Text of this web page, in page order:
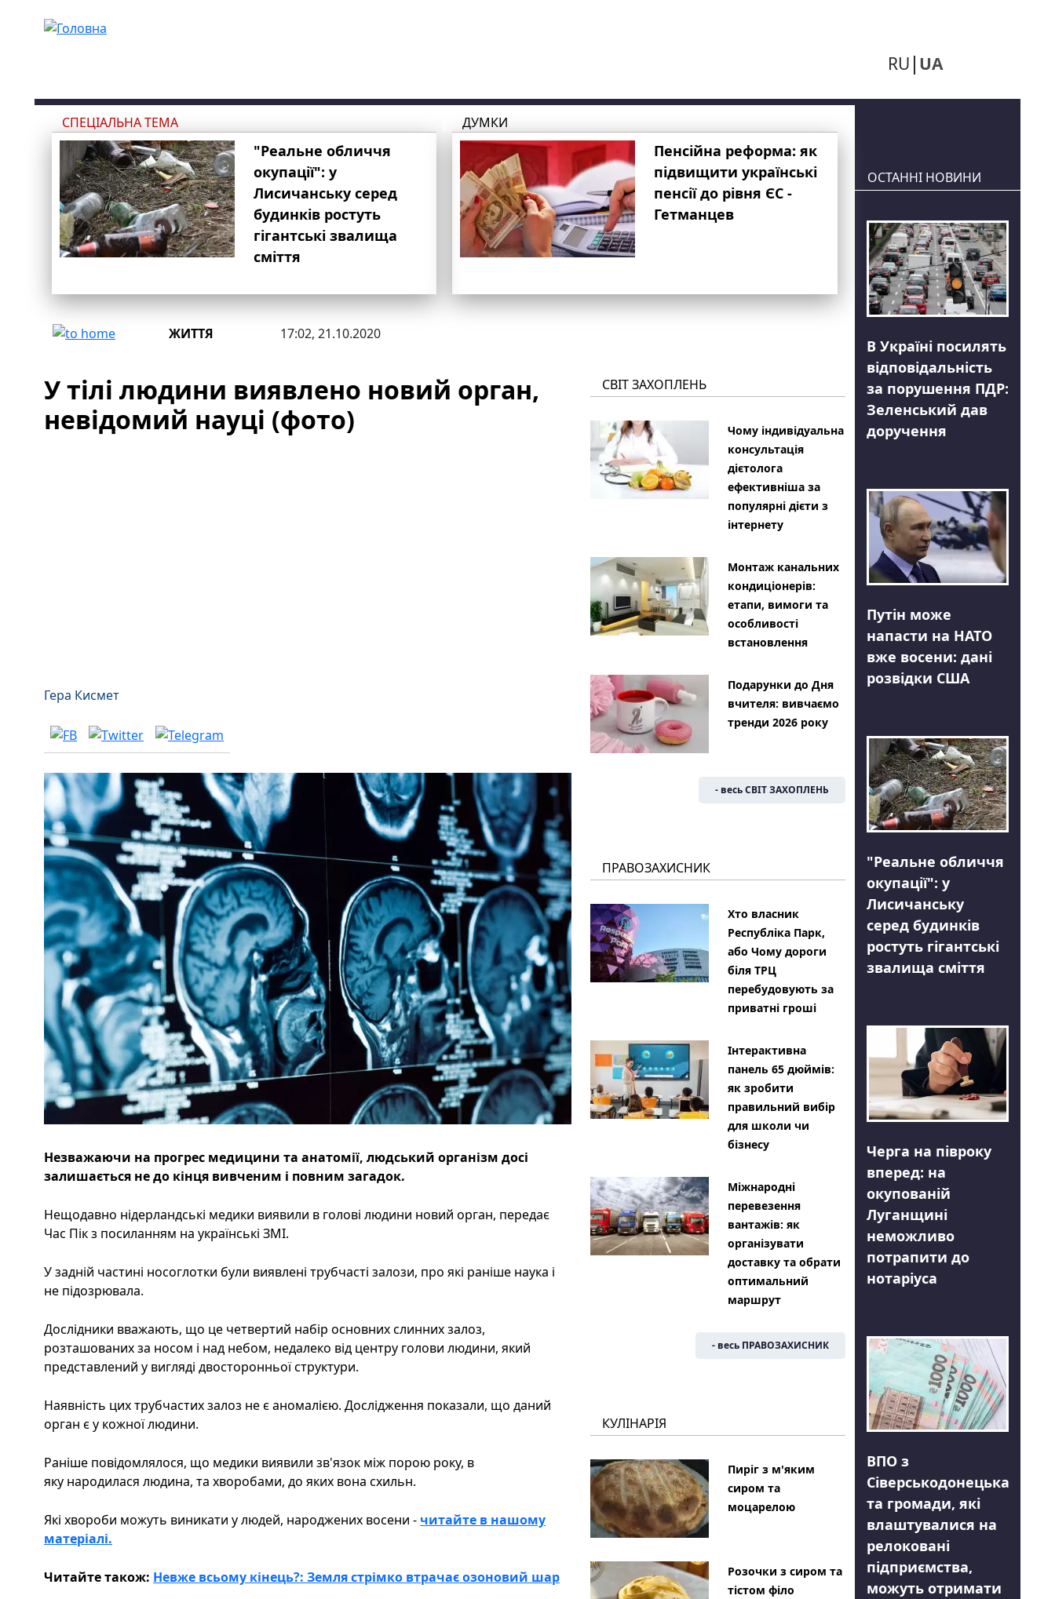
RU UA
СПЕЦІАЛЬНА ТЕМА
"Реальне обличчя
окупації": у
Лисичанську серед
будинків ростуть
гігантські звалища
сміття
ДУМКИ
Пенсійна реформа: як
підвищити українські
пенсії до рівня ЄС -
Гетманцев
ЖИТТЯ 17:02, 21.10.2020
У тілі людини виявлено новий орган,
невідомий науці (фото)
Гера Кисмет
Незважаючи на прогрес медицини та анатомії, людський організм досі
залишається не до кінця вивченим і повним загадок.
Нещодавно нідерландські медики виявили в голові людини новий орган, передає
Час Пік з посиланням на українські ЗМІ.
У задній частині носоглотки були виявлені трубчасті залози, про які раніше наука і
не підозрювала.
Дослідники вважають, що це четвертий набір основних слинних залоз,
розташованих за носом і над небом, недалеко від центру голови людини, який
представлений у вигляді двосторонньої структури.
Наявність цих трубчастих залоз не є аномалією. Дослідження показали, що даний
орган є у кожної людини.
Раніше повідомлялося, що медики виявили зв'язок між порою року, в
яку народилася людина, та хворобами, до яких вона схильн.
Які хвороби можуть виникати у людей, народжених восени - читайте в нашому
матеріалі.
Читайте також: Невже всьому кінець?: Земля стрімко втрачає озоновий шар
СВІТ ЗАХОПЛЕНЬ
Чому індивідуальна
консультація
дієтолога
ефективніша за
популярні дієти з
інтернету
Монтаж канальних
кондиціонерів:
етапи, вимоги та
особливості
встановлення
Подарунки до Дня
вчителя: вивчаємо
тренди 2026 року
- весь СВІТ ЗАХОПЛЕНЬ
ПРАВОЗАХИСНИК
Хто власник
Республіка Парк,
або Чому дороги
біля ТРЦ
перебудовують за
приватні гроші
Інтерактивна
панель 65 дюймів:
як зробити
правильний вибір
для школи чи
бізнесу
Міжнародні
перевезення
вантажів: як
організувати
доставку та обрати
оптимальний
маршрут
- весь ПРАВОЗАХИСНИК
КУЛІНАРІЯ
Пиріг з м'яким
сиром та
моцарелою
Розочки з сиром та
тістом філо
ОСТАННІ НОВИНИ
В Україні посилять
відповідальність
за порушення ПДР:
Зеленський дав
доручення
Путін може
напасти на НАТО
вже восени: дані
розвідки США
"Реальне обличчя
окупації": у
Лисичанську
серед будинків
ростуть гігантські
звалища сміття
Черга на півроку
вперед: на
окупованій
Луганщині
неможливо
потрапити до
нотаріуса
ВПО з
Сіверськодонецька
та громади, які
влаштувалися на
релоковані
підприємства,
можуть отримати